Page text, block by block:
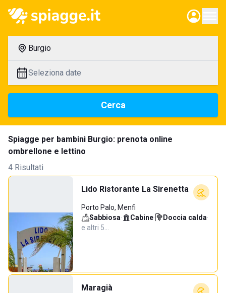
Burgio
Seleziona date
Cerca
Spiagge per bambini Burgio: prenota online
ombrellone e lettino
4 Risultati
Lido Ristorante La Sirenetta
Porto Palo, Menfi
Sabbiosa· Cabine· Doccia calda·
e altri 5…
Maragià